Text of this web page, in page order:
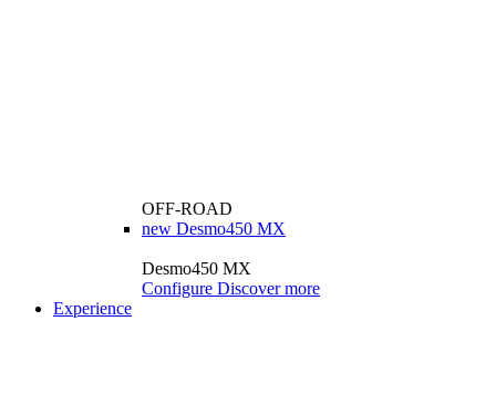
OFF-ROAD
new Desmo450 MX
Desmo450 MX
Configure Discover more
Experience